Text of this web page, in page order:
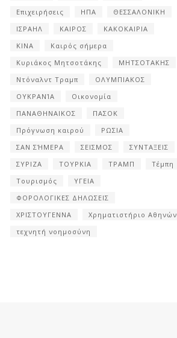
Επιχειρήσεις
ΗΠΑ
ΘΕΣΣΑΛΟΝΙΚΗ
ΙΣΡΑΗΛ
ΚΑΙΡΟΣ
ΚΑΚΟΚΑΙΡΙΑ
ΚΙΝΑ
Καιρός σήμερα
Κυριάκος Μητσοτάκης
ΜΗΤΣΟΤΑΚΗΣ
Ντόναλντ Τραμπ
ΟΛΥΜΠΙΑΚΟΣ
ΟΥΚΡΑΝΊΑ
Οικονομία
ΠΑΝΑΘΗΝΑΙΚΟΣ
ΠΑΣΟΚ
Πρόγνωση καιρού
ΡΩΣΙΑ
ΣΑΝ ΣΉΜΕΡΑ
ΣΕΙΣΜΟΣ
ΣΥΝΤΑΞΕΙΣ
ΣΥΡΙΖΑ
ΤΟΥΡΚΙΑ ΤΡΑΜΠ
Τέμπη
Τουρισμός
ΥΓΕΙΑ
ΦΟΡΟΛΟΓΙΚΕΣ ΔΗΛΩΣΕΙΣ
ΧΡΙΣΤΟΥΓΕΝΝΑ
Χρηματιστήριο Αθηνών
τεχνητή νοημοσύνη